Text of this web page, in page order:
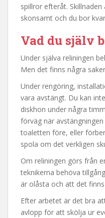
spillror efteråt.
skonsamt och du bor
Vad du själv
Under själva reliningen
Men det finns några
Under rengöring,
vara avstängt. Du kan
diskhon under några
förväg när
toaletten före, eller
spola om det verkligen
Om reliningen görs från
teknikerna behöva
är olåsta och att det
Efter arbetet är det bra
avlopp för att skölja ur